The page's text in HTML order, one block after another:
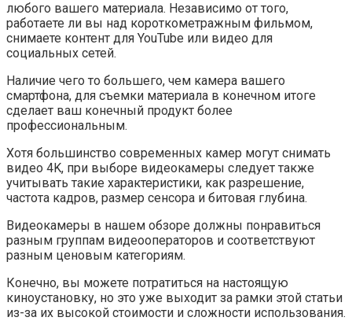
любого вашего материала. Независимо от того,
работаете ли вы над короткометражным фильмом,
снимаете контент для YouTube или видео для
социальных сетей.
Наличие чего то большего, чем камера вашего
смартфона, для съемки материала в конечном итоге
сделает ваш конечный продукт более
профессиональным.
Хотя большинство современных камер могут снимать
видео 4K, при выборе видеокамеры следует также
учитывать такие характеристики, как разрешение,
частота кадров, размер сенсора и битовая глубина.
Видеокамеры в нашем обзоре должны понравиться
разным группам видеооператоров и соответствуют
разным ценовым категориям.
Конечно, вы можете потратиться на настоящую
киноустановку, но это уже выходит за рамки этой статьи
из-за их высокой стоимости и сложности использования.